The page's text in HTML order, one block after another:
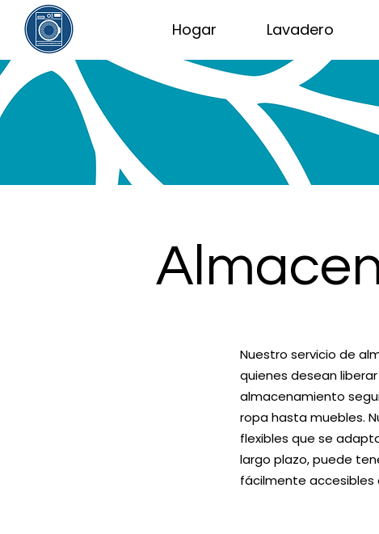
Hogar Lavadero
Nuestro servicio de
quienes desean
almacenamiento
ropa hasta muebles.
flexibles que se
largo plazo, puede
fácilmente accesibles